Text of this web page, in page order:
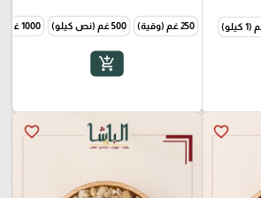
250 غم (وقية) 500 غم (نص كيلو) 1000 غم (1 كيلو)
add_shopping_cart
favorite_border
favorite_border